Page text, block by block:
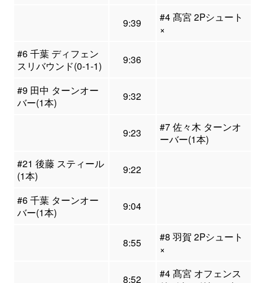
9:39
#4 髙宮 2Pシュート
×
#6 千葉 ディフェン
スリバウンド(0-1-1)
9:36
#9 田中 ターンオー
バー(1本)
9:32
9:23
#7 佐々木 ターンオ
ーバー(1本)
#21 後藤 スティール
(1本)
9:22
#6 千葉 ターンオー
バー(1本)
9:04
8:55
#8 羽賀 2Pシュート
×
8:52
#4 髙宮 オフェンス